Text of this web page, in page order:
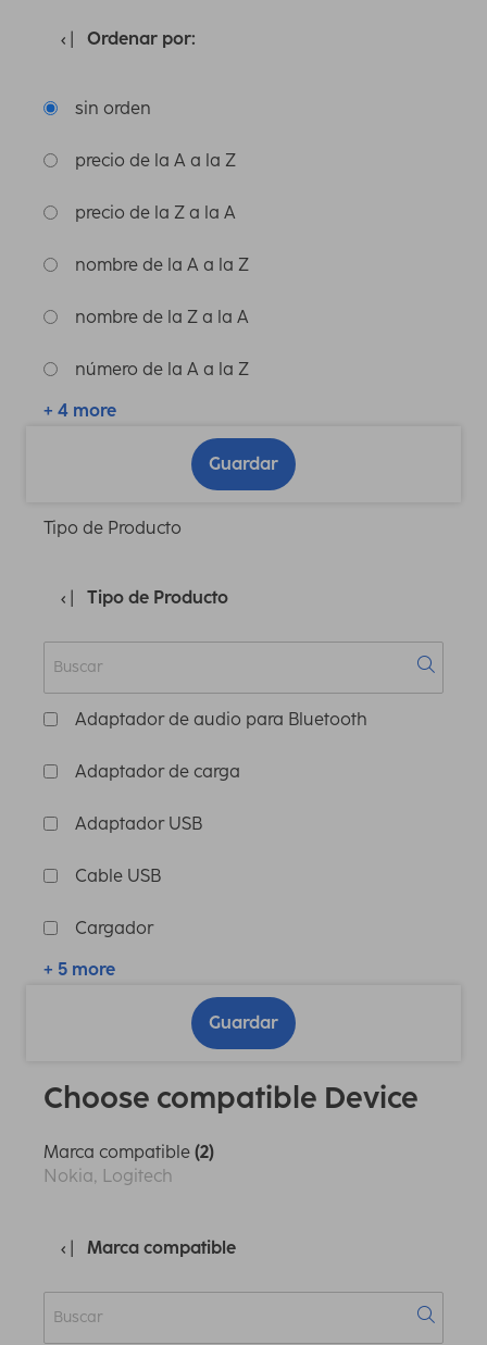
Ordenar por:
sin orden
precio de la A a la Z
precio de la Z a la A
nombre de la A a la Z
nombre de la Z a la A
número de la A a la Z
+ 4 more
Guardar
Tipo de Producto
Tipo de Producto
Adaptador de audio para Bluetooth
Adaptador de carga
Adaptador USB
Cable USB
Cargador
+ 5 more
Guardar
Choose compatible Device
Marca compatible (2)
Nokia, Logitech
Marca compatible